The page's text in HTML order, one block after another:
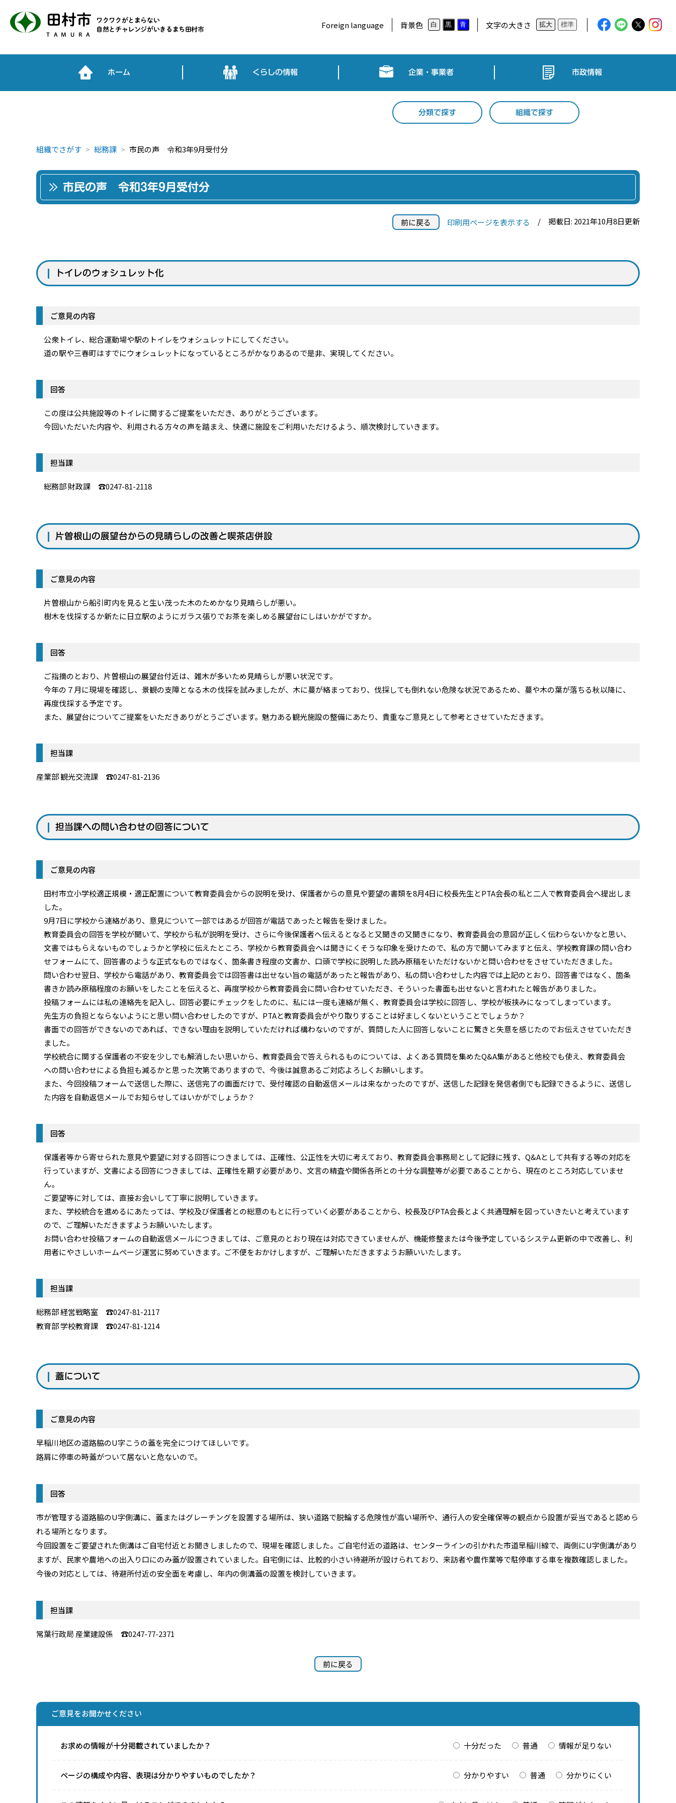
田村市
TAMURA
ワクワクがとまらない
自然とチャレンジがいきるまち田村市
Foreign language 背景色 白 黒 青 文字の大きさ 拡大 標準
ホーム くらしの情報 企業・事業者 市政情報
分類で探す 組織で探す
組織でさがす 総務課 市民の声 令和3年9月受付分
市民の声 令和3年9月受付分
前に戻る 印刷用ページを表示する 掲載日: 2021年10月8日更新
トイレのウォシュレット化
ご意見の内容
公衆トイレ、総合運動場や駅のトイレをウォシュレットにしてください。
道の駅や三春町はすでにウォシュレットになっているところがかなりあるので是非、実現してください。
回答
この度は公共施設等のトイレに関するご提案をいただき、ありがとうございます。
今回いただいた内容や、利用される方々の声を踏まえ、快適に施設をご利用いただけるよう、順次検討していきます。
担当課
総務部 財政課 ☎0247-81-2118
片曽根山の展望台からの見晴らしの改善と喫茶店併設
ご意見の内容
片曽根山から船引町内を見ると生い茂った木のためかなり見晴らしが悪い。
樹木を伐採するか新たに日立駅のようにガラス張りでお茶を楽しめる展望台にしはいかがですか。
回答
ご指摘のとおり、片曽根山の展望台付近は、雑木が多いため見晴らしが悪い状況です。
今年の７月に現場を確認し、景観の支障となる木の伐採を試みましたが、木に蔓が絡まっており、伐採しても倒れない危険な状況であるため、蔓や木の葉が落ちる秋以降に、
再度伐採する予定です。
また、展望台についてご提案をいただきありがとうございます。魅力ある観光施設の整備にあたり、貴重なご意見として参考とさせていただきます。
担当課
産業部 観光交流課 ☎0247-81-2136
担当課への問い合わせの回答について
ご意見の内容
田村市立小学校適正規模・適正配置について教育委員会からの説明を受け、保護者からの意見や要望の書類を8月4日に校長先生とPTA会長の私と二人で教育委員会へ提出しま
した。
9月7日に学校から連絡があり、意見について一部ではあるが回答が電話であったと報告を受けました。
教育委員会の回答を学校が聞いて、学校から私が説明を受け、さらに今後保護者へ伝えるとなると又聞きの又聞きになり、教育委員会の意図が正しく伝わらないかなと思い、
文書ではもらえないものでしょうかと学校に伝えたところ、学校から教育委員会へは聞きにくそうな印象を受けたので、私の方で聞いてみますと伝え、学校教育課の問い合わ
せフォームにて、回答書のような正式なものではなく、箇条書き程度の文書か、口頭で学校に説明した読み原稿をいただけないかと問い合わせをさせていただきました。
問い合わせ翌日、学校から電話があり、教育委員会では回答書は出せない旨の電話があったと報告があり、私の問い合わせした内容では上記のとおり、回答書ではなく、箇条
書きか読み原稿程度のお願いをしたことを伝えると、再度学校から教育委員会に問い合わせていただき、そういった書面も出せないと言われたと報告がありました。
投稿フォームには私の連絡先を記入し、回答必要にチェックをしたのに、私には一度も連絡が無く、教育委員会は学校に回答し、学校が板挟みになってしまっています。
先生方の負担とならないようにと思い問い合わせしたのですが、PTAと教育委員会がやり取りすることは好ましくないということでしょうか？
書面での回答ができないのであれば、できない理由を説明していただければ構わないのですが、質問した人に回答しないことに驚きと失意を感じたのでお伝えさせていただき
ました。
学校統合に関する保護者の不安を少しでも解消したい思いから、教育委員会で答えられるものについては、よくある質問を集めたQ&A集があると他校でも使え、教育委員会
への問い合わせによる負担も減るかと思った次第でありますので、今後は誠意あるご対応よろしくお願いします。
また、今回投稿フォームで送信した際に、送信完了の画面だけで、受付確認の自動返信メールは来なかったのですが、送信した記録を発信者側でも記録できるように、送信し
た内容を自動返信メールでお知らせしてはいかがでしょうか？
回答
保護者等から寄せられた意見や要望に対する回答につきましては、正確性、公正性を大切に考えており、教育委員会事務局として記録に残す、Q&Aとして共有する等の対応を
行っていますが、文書による回答につきましては、正確性を期す必要があり、文言の精査や関係各所との十分な調整等が必要であることから、現在のところ対応していませ
ん。
ご要望等に対しては、直接お会いして丁寧に説明していきます。
また、学校統合を進めるにあたっては、学校及び保護者との総意のもとに行っていく必要があることから、校長及びPTA会長とよく共通理解を図っていきたいと考えています
ので、ご理解いただきますようお願いいたします。
お問い合わせ投稿フォームの自動返信メールにつきましては、ご意見のとおり現在は対応できていませんが、機能修整または今後予定しているシステム更新の中で改善し、利
用者にやさしいホームページ運営に努めていきます。ご不便をおかけしますが、ご理解いただきますようお願いいたします。
担当課
総務部 経営戦略室 ☎0247-81-2117
教育部 学校教育課 ☎0247-81-1214
蓋について
ご意見の内容
早稲川地区の道路脇のU字こうの蓋を完全につけてほしいです。
路肩に停車の時蓋がついて居ないと危ないので。
回答
市が管理する道路脇のU字側溝に、蓋またはグレーチングを設置する場所は、狭い道路で脱輪する危険性が高い場所や、通行人の安全確保等の観点から設置が妥当であると認めら
れる場所となります。
今回設置をご要望された側溝はご自宅付近とお聞きしましたので、現場を確認しました。ご自宅付近の道路は、センターラインの引かれた市道早稲川線で、両側にU字側溝があり
ますが、民家や農地への出入り口にのみ蓋が設置されていました。自宅側には、比較的小さい待避所が設けられており、来訪者や農作業等で駐停車する車を複数確認しました。
今後の対応としては、待避所付近の安全面を考慮し、年内の側溝蓋の設置を検討していきます。
担当課
常葉行政局 産業建設係 ☎0247-77-2371
前に戻る
ご意見をお聞かせください
お求めの情報が十分掲載されていましたか？ 十分だった 普通 情報が足りない
ページの構成や内容、表現は分かりやすいものでしたか？ 分かりやすい 普通 分かりにくい